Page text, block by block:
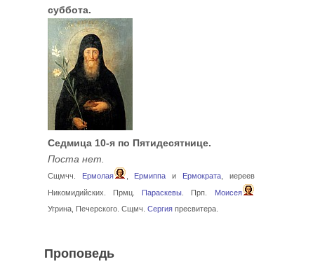
суббота.
Седмица 10-я по Пятидесятнице.
Поста нет.
Сщмчч. Ермолая Ермиппа и Ермократа, иереев
Никомидийских. Прмц. Параскевы . Прп.
Моисея
Угрина, Печерского. Сщмч. Сергия пресвитера.
Проповедь